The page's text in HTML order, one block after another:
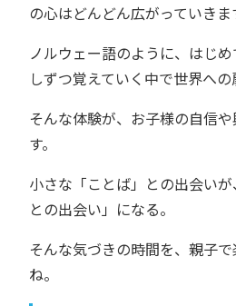
の心はどんどん広がっていきま
ノルウェー語のように、はじ
しずつ覚えていく中で世界への
そんな体験が、お子様の自信
す。
小さな「ことば」との出会い
との出会い」になる。
そんな気づきの時間を、親子
ね。